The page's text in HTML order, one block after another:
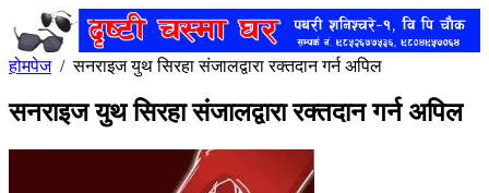
होमपेज/सनराइज युथ सिरहा संजालद्वारा रक्तदान गर्न अपिल
सनराइज युथ सिरहा संजालद्वारा रक्तदान गर्न अपिल